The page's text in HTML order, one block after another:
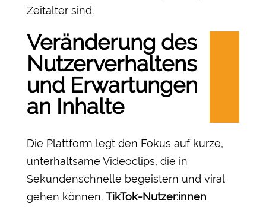
Zeitalter sind.
Veränderung des
Nutzerverhaltens
und Erwartungen
an Inhalte
Die Plattform legt den Fokus auf kurze,
unterhaltsame Videoclips, die in
Sekundenschnelle begeistern und viral
gehen können. TikTok-Nutzer:innen